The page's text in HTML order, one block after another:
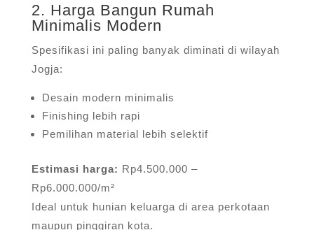
2. Harga Bangun Rumah
Minimalis Modern
Spesifikasi ini paling banyak diminati di wilayah
Jogja:
Desain modern minimalis
Finishing lebih rapi
Pemilihan material lebih selektif
Estimasi harga: Rp4.500.000 –
Rp6.000.000/m²
Ideal untuk hunian keluarga di area perkotaan
maupun pinggiran kota.